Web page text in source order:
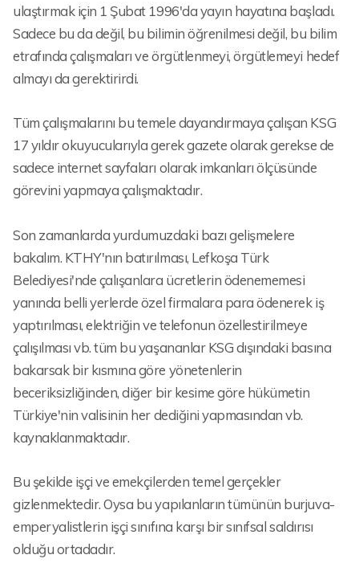
ulaştırmak için 1 Şubat 1996'da yayın hayatına başladı.
Sadece bu da değil, bu bilimin öğrenilmesi değil, bu bilim
etrafında çalışmaları ve örgütlenmeyi, örgütlemeyi hedef
almayı da gerektirirdi.
Tüm çalışmalarını bu temele dayandırmaya çalışan KSG
17 yıldır okuyucularıyla gerek gazete olarak gerekse de
sadece internet sayfaları olarak imkanları ölçüsünde
görevini yapmaya çalışmaktadır.
Son zamanlarda yurdumuzdaki bazı gelişmelere
bakalım. KTHY'nın batırılması, Lefkoşa Türk
Belediyesi'nde çalışanlara ücretlerin ödenememesi
yanında belli yerlerde özel firmalara para ödenerek iş
yaptırılması, elektriğin ve telefonun özellestirilmeye
çalışılması vb. tüm bu yaşananlar KSG dışındaki basına
bakarsak bir kısmına göre yönetenlerin
beceriksizliğinden, diğer bir kesime göre hükümetin
Türkiye'nin valisinin her dediğini yapmasından vb.
kaynaklanmaktadır.
Bu şekilde işçi ve emekçilerden temel gerçekler
gizlenmektedir. Oysa bu yapılanların tümünün burjuva-
emperyalistlerin işçi sınıfına karşı bir sınıfsal saldırısı
olduğu ortadadır.